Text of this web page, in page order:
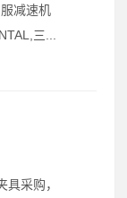
减速机
三...
采购，